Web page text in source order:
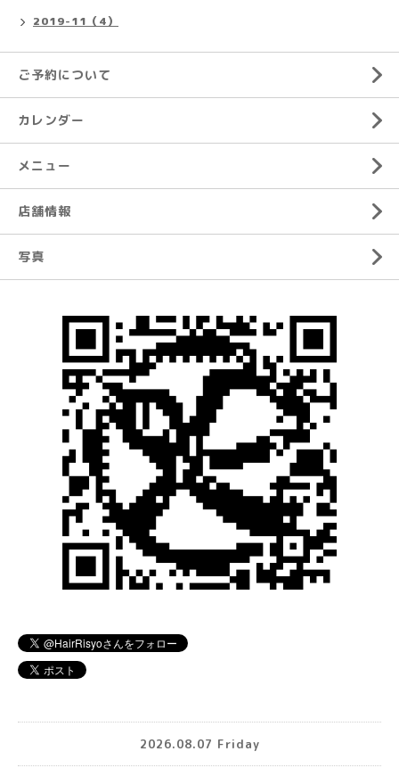
2019-11（4）
ご予約について
カレンダー
メニュー
店舗情報
写真
2026.08.07 Friday